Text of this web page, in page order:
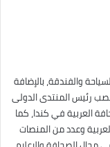
والفندقة، بالإضافة
رئيس المنتدى الدولى
العربية في كندا، كما
وعدد من المنصات